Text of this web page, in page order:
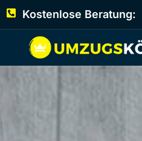
Kostenlose Beratung: